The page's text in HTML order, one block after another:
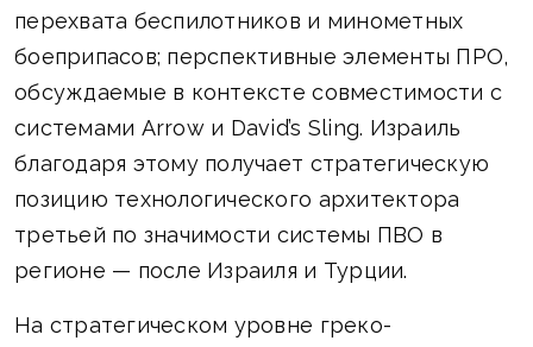
перехвата беспилотников и минометных
боеприпасов; перспективные элементы ПРО,
обсуждаемые в контексте совместимости с
системами Arrow и David’s Sling. Израиль
благодаря этому получает стратегическую
позицию технологического архитектора
третьей по значимости системы ПВО в
регионе — после Израиля и Турции.
На стратегическом уровне греко-